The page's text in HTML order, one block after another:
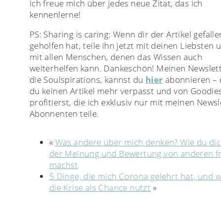
ich freue mich über jedes neue Zitat, das ich
kennenlerne!
PS: Sharing is caring: Wenn dir der Artikel
geholfen hat, teile ihn jetzt mit deinen Liebsten
mit allen Menschen, denen das Wissen auch
weiterhelfen kann. Dankeschön! Meinen
die Soulspirations, kannst du hier abonnieren –
du keinen Artikel mehr verpasst und von
profitierst, die ich exklusiv nur mit meinen
Abonnenten teile.
« Was andere über mich denken? Wie du
der Meinung und Bewertung von anderen
machst
5 Dinge, die mich Corona gelehrt hat, und
die Krise als Chance nutzt »